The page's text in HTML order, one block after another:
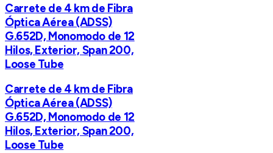
Carrete de 4 km de Fibra
Óptica Aérea (ADSS)
G.652D, Monomodo de 12
Hilos, Exterior, Span 200,
Loose Tube
Carrete de 4 km de Fibra
Óptica Aérea (ADSS)
G.652D, Monomodo de 12
Hilos, Exterior, Span 200,
Loose Tube